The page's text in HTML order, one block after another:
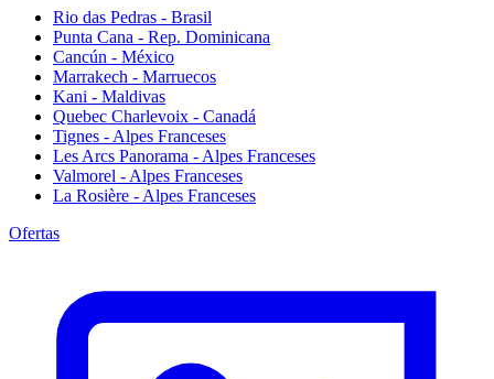
Rio das Pedras - Brasil
Punta Cana - Rep. Dominicana
Cancún - México
Marrakech - Marruecos
Kani - Maldivas
Quebec Charlevoix - Canadá
Tignes - Alpes Franceses
Les Arcs Panorama - Alpes Franceses
Valmorel - Alpes Franceses
La Rosière - Alpes Franceses
Ofertas